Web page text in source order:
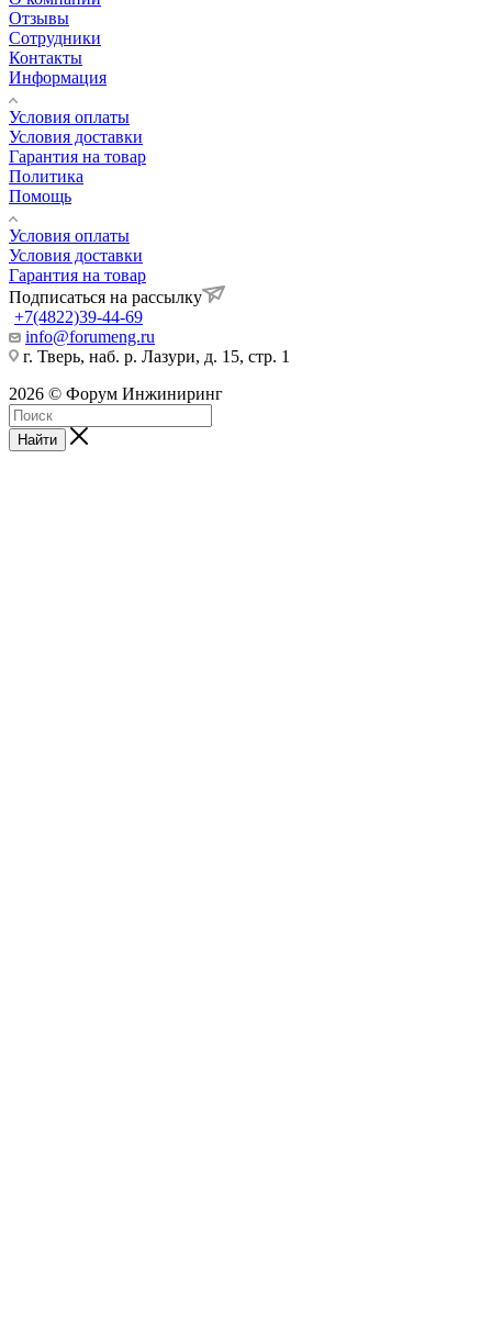
Отзывы
Сотрудники
Контакты
Информация
Условия оплаты
Условия доставки
Гарантия на товар
Политика
Помощь
Условия оплаты
Условия доставки
Гарантия на товар
Подписаться на рассылку
+7(4822)39-44-69
info@forumeng.ru
г. Тверь, наб. р. Лазури, д. 15, стр. 1
2026 © Форум Инжиниринг
Найти